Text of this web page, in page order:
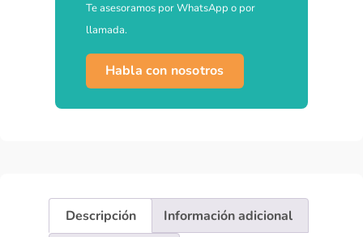
Te asesoramos por WhatsApp o por
llamada.
Habla con nosotros
Descripción
Información adicional